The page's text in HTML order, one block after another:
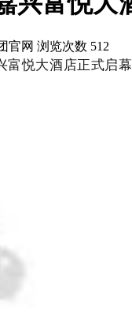
官网 浏览次数 512
悦大酒店正式启幕